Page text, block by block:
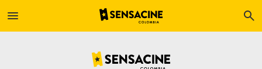
menu search